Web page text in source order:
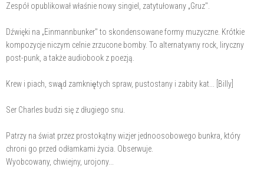
Zespół opublikował właśnie nowy singiel, zatytułowany „Gruz".
Dźwięki na „Einmannbunker" to skondensowane formy muzyczne. Krótkie
kompozycje niczym celnie zrzucone bomby. To alternatywny rock, liryczny
post-punk, a także audiobook z poezją.
Krew i piach, swąd zamkniętych spraw, pustostany i zabity kat... [Billy]
Ser Charles budzi się z długiego snu.
Patrzy na świat przez prostokątny wizjer jednoosobowego bunkra, który
chroni go przed odłamkami życia. Obserwuje.
Wyobcowany, chwiejny, urojony...